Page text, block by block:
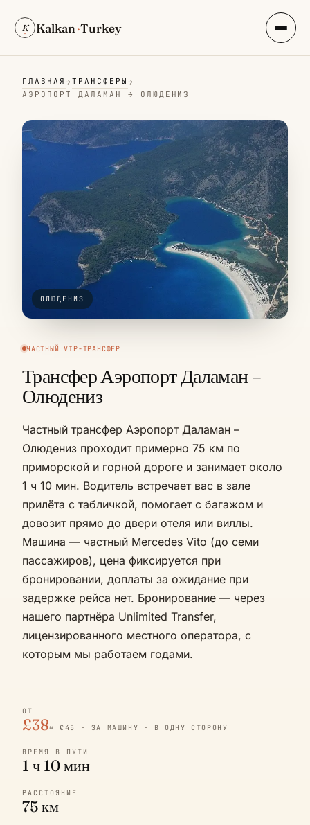
K Kalkan·Turkey
ГЛАВНАЯ → ТРАНСФЕРЫ →
АЭРОПОРТ ДАЛАМАН → ОЛЮДЕНИЗ
ЧАСТНЫЙ VIP-ТРАНСФЕР
Трансфер Аэропорт Даламан –
Олюдениз
Частный трансфер Аэропорт Даламан –
Олюдениз проходит примерно 75 км по
приморской и горной дороге и занимает около
1 ч 10 мин. Водитель встречает вас в зале
прилёта с табличкой, помогает с багажом и
довозит прямо до двери отеля или виллы.
Машина — частный Mercedes Vito (до семи
пассажиров), цена фиксируется при
бронировании, доплаты за ожидание при
задержке рейса нет. Бронирование — через
нашего партнёра Unlimited Transfer,
лицензированного местного оператора, с
которым мы работаем годами.
ОЛЮДЕНИЗ
ОТ
£38≈ €45 · ЗА МАШИНУ · В ОДНУ СТОРОНУ
ВРЕМЯ В ПУТИ
1 ч 10 мин
РАССТОЯНИЕ
75 км